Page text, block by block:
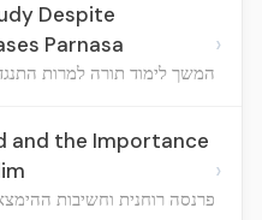
Despite
Parnasa
המשך לימוד תורה למרות
›
and the Importance
פרנסה רוחנית וחשיבות
›